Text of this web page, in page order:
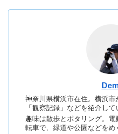
神奈川県横浜市在住。横浜
「観察記録」などを紹介して
趣味は散歩とポタリング。
転車で、緑道や公園などをめ